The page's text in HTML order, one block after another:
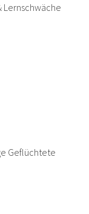
Lernschwäche
Geflüchtete